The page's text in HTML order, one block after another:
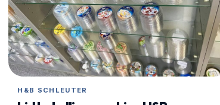
H&B SCHLEUTER